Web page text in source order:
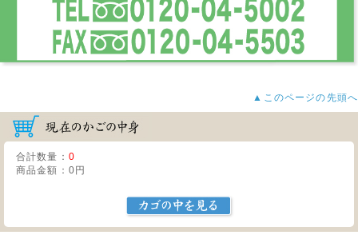
合計数量： 0
商品金額： 0円
▲このページの先頭へ